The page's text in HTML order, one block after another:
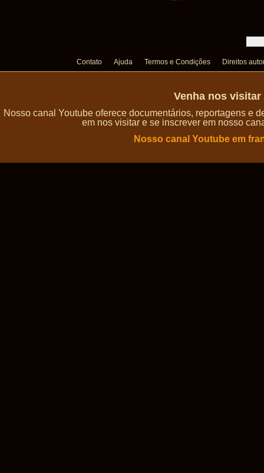
Contato Ajuda Termos e Condições Direitos
Venha nos
Nosso canal Youtube oferece documentários, reportagens e
em nos visitar e se inscrever em nosso
Nosso canal Youtube em